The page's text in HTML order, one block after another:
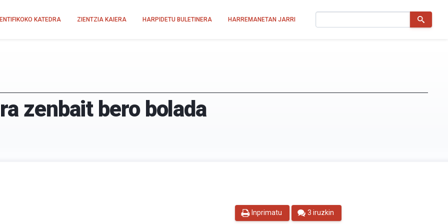
KATEDRA ZIENTZIA KAIERA HARPIDETU BULETINERA HARREMANETAN JARRI
zenbait bero bolada
Inprimatu 3 iruzkin